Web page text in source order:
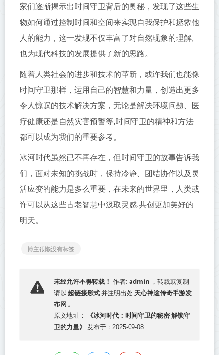
家们逐渐揭示出时间守卫背后的奥秘，发现了这些生
物如何通过控制时间和空间来实现自我保护和拯救他
人的能力，这一发现不仅丰富了对自然现象的理解,
也为现代科技的发展提供了新的思路。
随着人类社会的进步和技术的革新，或许我们也能像
时间守卫那样，运用自己的智慧和力量，创造出更多
令人惊叹的技术解决方案，无论是解决环境问题、医
疗健康还是自然灾害预警等,时间守卫的精神和方法
都可以成为我们的重要参考。
冰河时代虽然已不再存在，但时间守卫的故事告诉我
们，面对未知的挑战时，保持冷静、团结协作以及灵
活应变的能力是多么重要，在未来的世界里，人类或
许可以从这些古老智慧中汲取灵感,共创更加美好的
明天。
博主很懒没有标签
未经允许不得转载！ 作者: admin ，转载或复制
请以 超链接形式 并注明出处 天心神途传奇手游发
布网 。
原文地址：
《冰河时代：时间守卫的秘密 解锁守
卫的力量》
发布于：2025-09-08